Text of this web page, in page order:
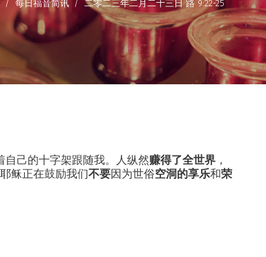
/ 每日福音简讯 /二零二三年二月二十三日 路 9:22-25
自己的十字架跟随我。人纵然赚得了全世界 ，
稣正在鼓励我们不要因为世俗空洞的享乐和荣